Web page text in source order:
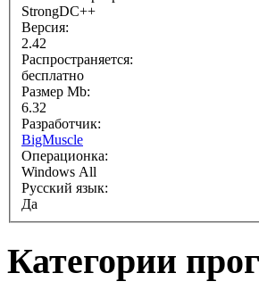
StrongDC++
Версия:
2.42
Распространяется:
бесплатно
Размер Mb:
6.32
Разработчик:
BigMuscle
Операционка:
Windows All
Русский язык:
Да
Категории